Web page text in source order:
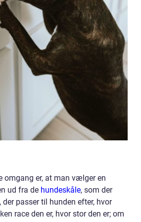
omgang er, at man vælger en
ud fra de hundeskåle, som der
passer til hunden efter, hvor
race den er, hvor stor den er; om